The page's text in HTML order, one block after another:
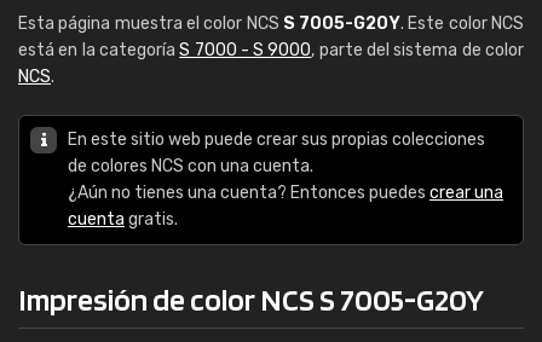
Esta página muestra el color NCS S 7005-G20Y. Este color NCS
está en la categoríaS 7000 - S 9000, parte del sistema de color
NCS.
En este sitio web puede crear sus propias colecciones
de colores NCS con una cuenta.
¿Aún no tienes una cuenta? Entonces puedes crear una
cuenta gratis.
Impresión de color NCS S 7005-G20Y